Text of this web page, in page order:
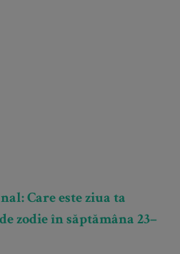
Care este ziua ta
zodie în săptămâna 23–